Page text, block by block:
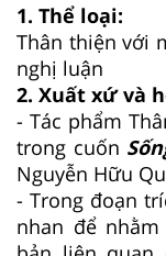
1. Thể loại:
Thân thiện với
nghị luận
2. Xuất xứ và
- Tác phẩm
trong cuốn
Nguyễn Hữu
- Trong đoạn
nhan để